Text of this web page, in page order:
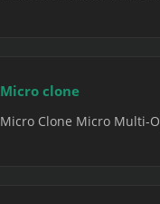
Micro clone
Micro Clone Micro Multi-